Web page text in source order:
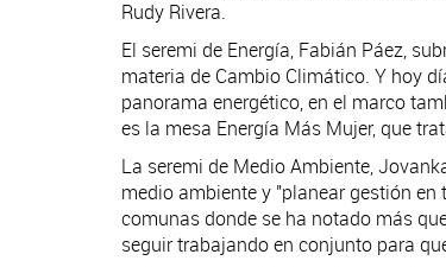
Rudy Rivera.
El seremi de Energía, Fabián Páez,
materia de Cambio Climático. Y hoy
panorama energético, en el marco
es la mesa Energía Más Mujer, que
La seremi de Medio Ambiente,
medio ambiente y "planear gestión
comunas donde se ha notado más
seguir trabajando en conjunto para